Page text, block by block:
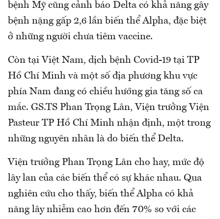
bệnh Mỹ cũng cảnh báo Delta có khả năng gây
bệnh nặng gấp 2,6 lần biến thể Alpha, đặc biệt
ở những người chưa tiêm vaccine.
Còn tại Việt Nam, dịch bệnh Covid-19 tại TP
Hồ Chí Minh và một số địa phương khu vực
phía Nam đang có chiều hướng gia tăng số ca
mắc. GS.TS Phan Trọng Lân, Viện trưởng Viện
Pasteur TP Hồ Chí Minh nhận định, một trong
những nguyên nhân là do biến thể Delta.
Viện trưởng Phan Trọng Lân cho hay, mức độ
lây lan của các biến thể có sự khác nhau. Qua
nghiên cứu cho thấy, biến thể Alpha có khả
năng lây nhiễm cao hơn đến 70% so với các